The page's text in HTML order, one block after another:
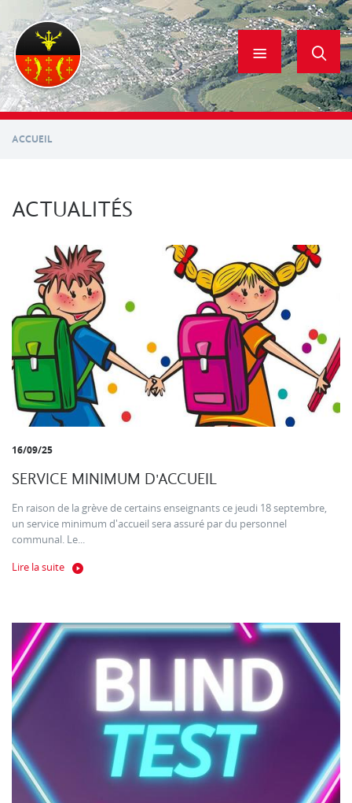
contenu
principal
ACCUEIL
ACTUALITÉS
16/09/25
SERVICE MINIMUM D'ACCUEIL
En raison de la grève de certains enseignants ce jeudi 18 septembre,
un service minimum d'accueil sera assuré par du personnel
communal. Le...
Lire la suite